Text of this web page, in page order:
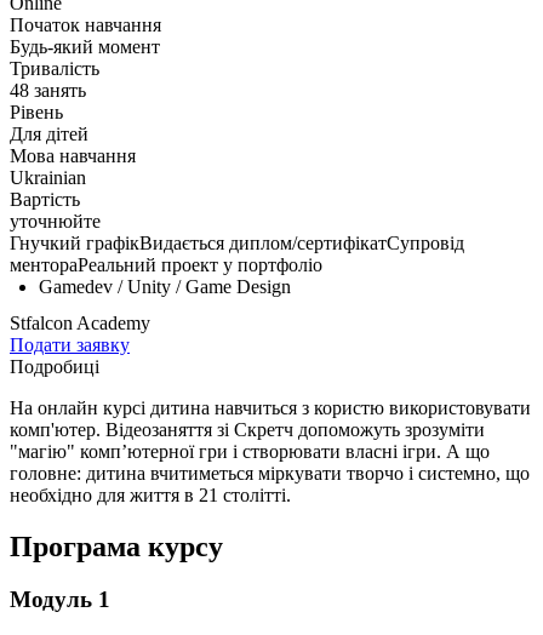
Початок навчання
Будь-який момент
Тривалість
48 занять
Рівень
Для дітей
Мова навчання
Ukrainian
Вартість
уточнюйте
Гнучкий графікВидається диплом/сертифікатСупровід
ментораРеальний проект у портфоліо
Gamedev / Unity / Game Design
Stfalcon Academy
Подати заявку
Подробиці
На онлайн курсі дитина навчиться з користю використовувати
комп'ютер. Відеозаняття зі Скретч допоможуть зрозуміти
"магію" комп’ютерної гри і створювати власні ігри. А що
головне: дитина вчитиметься міркувати творчо і системно, що
необхідно для життя в 21 столітті.
Програма курсу
Модуль 1